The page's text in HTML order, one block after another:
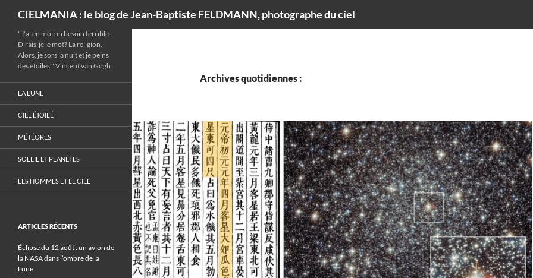
CIELMANIA : le blog de Jean-Baptiste FELDMANN, photographe du ciel
Archives quotidiennes :
"J'ai en moi un besoin terrible.
Dirais-je le mot? La religion.
Alors, je sors la nuit et je peins
des étoiles." Vincent van Gogh
LA LUNE
CIEL ÉTOILÉ
MÉTÉORES
SOLEIL ET PLANÈTES
LES HOMMES ET LE CIEL
ARTICLES RÉCENTS
Éclipse du 12 août : un avion de
la NASA dans l’ombre de la
Lune